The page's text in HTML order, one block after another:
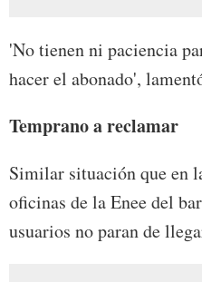
'No tienen ni paciencia
hacer el abonado',
Temprano a reclamar
Similar situación que en
oficinas de la Enee del
usuarios no paran de